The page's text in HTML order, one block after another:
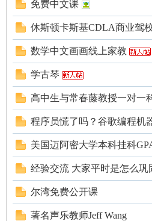
免费中文课
休斯顿卡斯基CDLA商业驾
数学中文画画线上家教
学古琴
高中生与常春藤教授一对一
程序员慌了吗？谷歌编程机
美国迈阿密大学本科挂科
经验交流 大家平时是怎么巩
尔湾免费公开课
著名声乐教师Jeff Wang